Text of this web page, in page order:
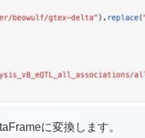
に変換します。